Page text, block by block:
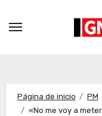
Página de inicio PM
«No me voy a